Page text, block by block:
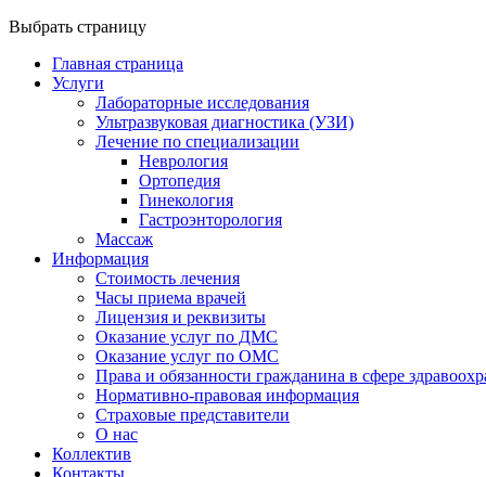
Выбрать страницу
Главная страница
Услуги
Лабораторные исследования
Ультразвуковая диагностика (УЗИ)
Лечение по специализации
Неврология
Ортопедия
Гинекология
Гастроэнторология
Массаж
Информация
Стоимость лечения
Часы приема врачей
Лицензия и реквизиты
Оказание услуг по ДМС
Оказание услуг по ОМС
Права и обязанности гражданина в сфере
Нормативно-правовая информация
Страховые представители
О нас
Коллектив
Контакты